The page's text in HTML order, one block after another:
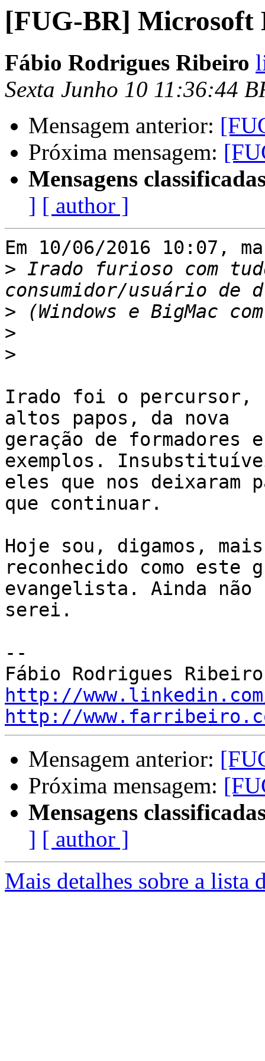
[FUG-BR] Microsoft
Fábio Rodrigues Ribeiro
Sexta Junho 10 11:36:44
Mensagem anterior:
Próxima mensagem:
Mensagens
] [ author ]
Em 10/06/2016 10:07,
> Irado furioso com
>
>
>
Irado foi o percursor,
altos papos, da nova
geração de formadores
exemplos.
eles que nos deixaram
que continuar.
Hoje sou, digamos,
reconhecido como este
evangelista. Ainda
serei.
--
http://
http://
Mensagem anterior:
Próxima mensagem:
Mensagens
] [ author ]
Mais detalhes sobre a lista